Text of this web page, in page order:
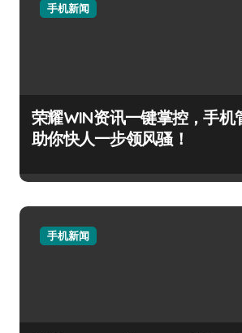
手机新闻
荣耀WIN资讯一键掌控，手机
助你快人一步领风骚！
手机新闻